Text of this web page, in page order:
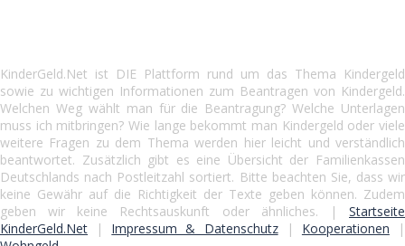
KinderGeld.Net ist DIE Plattform rund um das Thema Kindergeld
sowie zu wichtigen Informationen zum Beantragen von Kindergeld.
Welchen Weg wählt man für die Beantragung? Welche Unterlagen
muss ich mitbringen? Wie lange bekommt man Kindergeld oder viele
weitere Fragen zu dem Thema werden hier leicht und verständlich
beantwortet. Zusätzlich gibt es eine Übersicht der Familienkassen
Deutschlands nach Postleitzahl sortiert. Bitte beachten Sie, dass wir
keine Gewähr auf die Richtigkeit der Texte geben können. Zudem
geben wir keine Rechtsauskunft oder ähnliches. | Startseite
KinderGeld.Net | Impressum & Datenschutz| Kooperationen |